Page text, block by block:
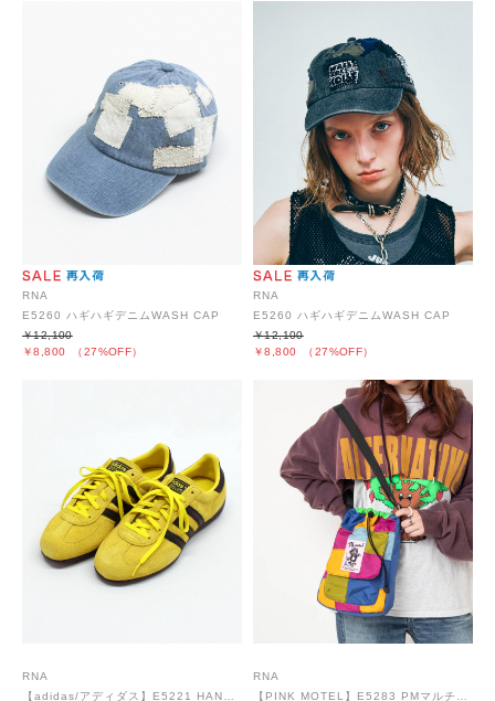
RNA
E5260 ハギハギデニムWASH CAP
￥8,800 （27%OFF）
￥12,100
RNA
E5260 ハギハギデニムWASH CAP
￥8,800 （27%OFF）
￥12,100
RNA
RNA